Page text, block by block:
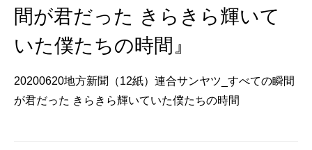
間が君だった きらきら輝いて
いた僕たちの時間』
20200620地方新聞（12紙）連合サンヤツ_すべての瞬間
が君だった きらきら輝いていた僕たちの時間